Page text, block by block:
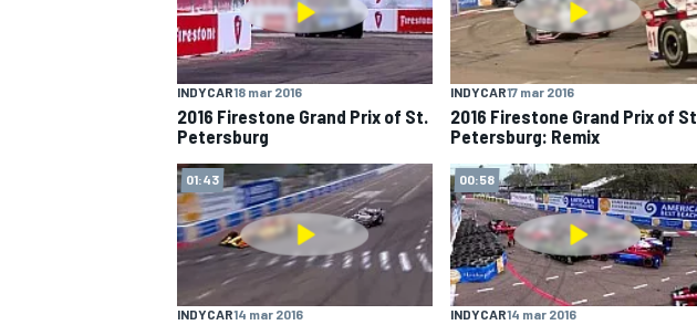
INDYCAR18 mar 2016
2016 Firestone Grand Prix of St.
Petersburg
INDYCAR17 mar 2016
2016 Firestone Grand Prix of St
Petersburg: Remix
01:43
INDYCAR14 mar 2016
00:58
INDYCAR14 mar 2016